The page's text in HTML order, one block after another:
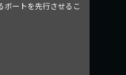
ボートを先行させるこ